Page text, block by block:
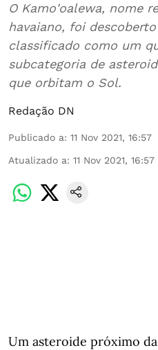
O Kamo'oalewa, nome
havaiano, foi
classificado como um
subcategoria de
que orbitam o Sol.
Redação DN
Publicado a: 11 Nov 2021, 16:57
Atualizado a: 11 Nov 2021, 16:57
Um asteroide próximo